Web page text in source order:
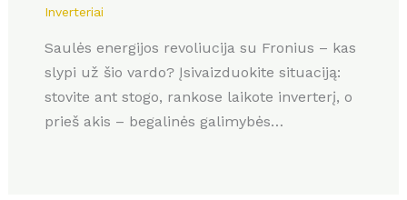
Inverteriai
Saulės energijos revoliucija su Fronius – kas
slypi už šio vardo? Įsivaizduokite situaciją:
stovite ant stogo, rankose laikote inverterį, o
prieš akis – begalinės galimybės…